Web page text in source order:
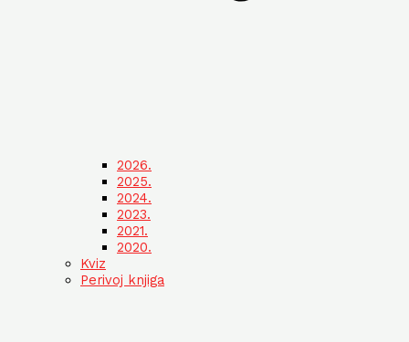
2026.
2025.
2024.
2023.
2021.
2020.
Kviz
Perivoj knjiga